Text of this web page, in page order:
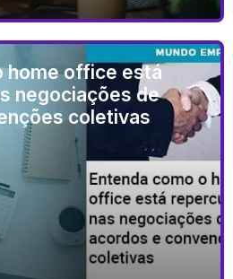
home office está
negociações de
coletivas